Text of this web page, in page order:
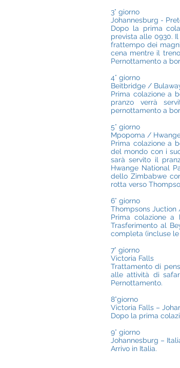
3° giorno
Johannesburg -
Dopo la prima
prevista alle 0930.
frattempo dei
cena mentre il
Pernottamento a
4° giorno
Beitbridge /
Prima colazione a
pranzo verrà
pernottamento a
5° giorno
Mpopoma /
Prima colazione a
del mondo con i
sarà servito il
Hwange National
dello Zimbabwe
rotta verso
6° giorno
Thompsons Juction
Prima colazione a
Trasferimento al
completa (incluse
7° giorno
Victoria Falls
Trattamento di
alle attività di
Pernottamento.
8°giorno
Victoria Falls –
Dopo la prima
9° giorno
Johannesburg –
Arrivo in Italia.